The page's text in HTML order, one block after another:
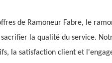
de Ramoneur Fabre, le
la qualité du service.
la satisfaction client et